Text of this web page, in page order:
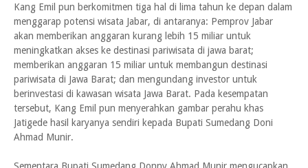
Kang Emil pun berkomitmen tiga hal di lima tahun ke depan dalam
menggarap potensi wisata Jabar, di antaranya: Pemprov Jabar
akan memberikan anggaran kurang lebih 15 miliar untuk
meningkatkan akses ke destinasi pariwisata di jawa barat;
memberikan anggaran 15 miliar untuk membangun destinasi
pariwisata di Jawa Barat; dan mengundang investor untuk
berinvestasi di kawasan wisata Jawa Barat. Pada kesempatan
tersebut, Kang Emil pun menyerahkan gambar perahu khas
Jatigede hasil karyanya sendiri kepada Bupati Sumedang Doni
Ahmad Munir.